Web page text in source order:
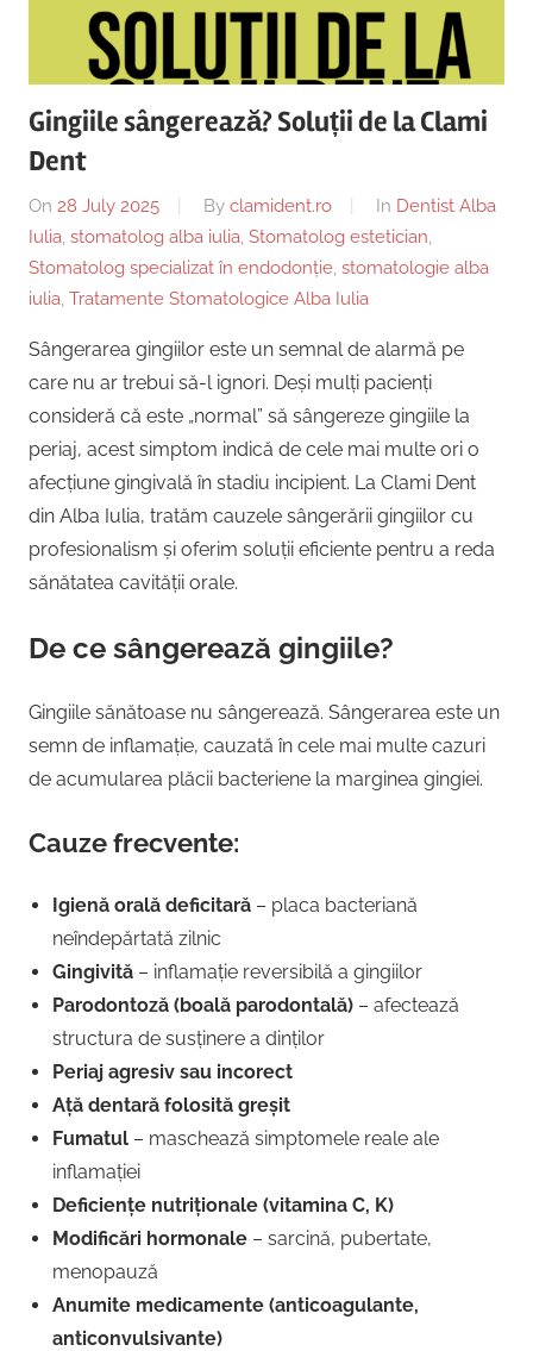
Centru
Implantologie
Dentist,
Strada
Lăncrănjan
19,
România
Gingiile sângerează? Soluții de la Clami
Dent
On 28 July 2025 By clamident.ro In Dentist Alba
Iulia stomatolog alba iulia Stomatolog estetician
Stomatolog specializat în endodonție stomatologie alba
iulia Tratamente Stomatologice Alba Iulia
Sângerarea gingiilor este un semnal de alarmă pe
care nu ar trebui să-l ignori. Deși mulți pacienți
consideră că este „normal” să sângereze gingiile la
periaj, acest simptom indică de cele mai multe ori o
afecțiune gingivală în stadiu incipient. La Clami Dent
din Alba Iulia, tratăm cauzele sângerării gingiilor cu
profesionalism și oferim soluții eficiente pentru a reda
sănătatea cavității orale.
De ce sângerează gingiile?
Gingiile sănătoase nu sângerează. Sângerarea este un
semn de inflamație, cauzată în cele mai multe cazuri
de acumularea plăcii bacteriene la marginea gingiei.
Cauze frecvente:
Igienă orală deficitară – placa bacteriană
neîndepărtată zilnic
Gingivită – inflamație reversibilă a gingiilor
Parodontoză (boală parodontală) – afectează
structura de susținere a dinților
Periaj agresiv sau incorect
Ață dentară folosită greșit
Fumatul – maschează simptomele reale ale
inflamației
Deficiențe nutriționale (vitamina C, K)
Modificări hormonale – sarcină, pubertate,
menopauză
Anumite medicamente (anticoagulante,
anticonvulsivante)